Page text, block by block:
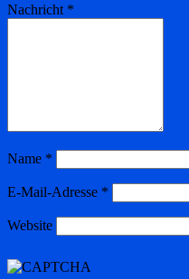
Nachricht *
Name *
E-Mail-Adresse *
Website